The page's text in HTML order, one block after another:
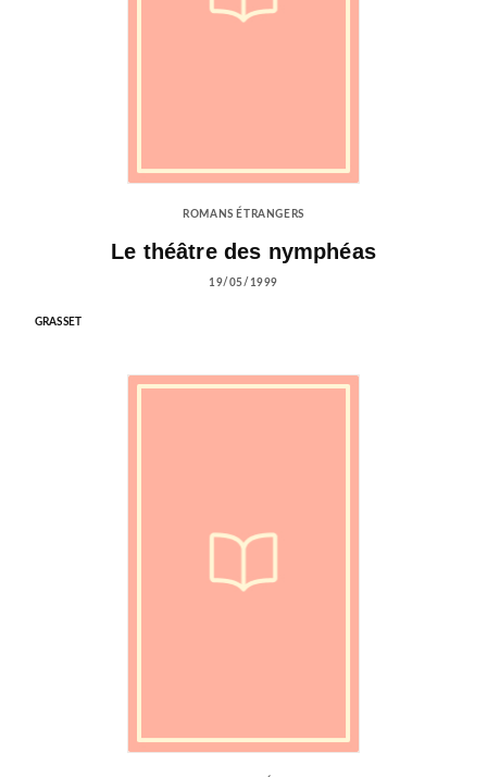
ROMANS ÉTRANGERS
Le théâtre des nymphéas
19/05/1999
GRASSET